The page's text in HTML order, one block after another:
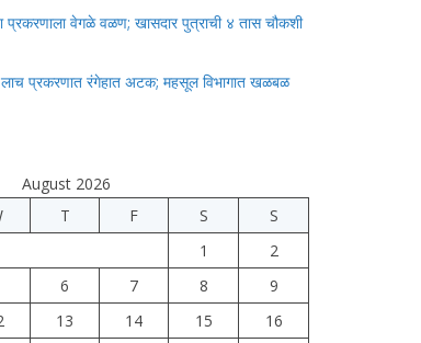
वेगळे वळण; खासदार पुत्राची ४ तास चौकशी
प्रकरणात रंगेहात अटक; महसूल विभागात खळबळ
August 2026
T F S
S
1
2
6 7 8
9
13 14 15
16